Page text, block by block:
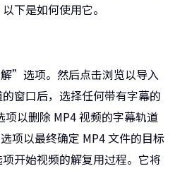
下是如何使用它。
”选项。然后点击浏览以导入
窗口后，选择任何带有字幕的
以删除 MP4 视频的字幕轨道
项以最终确定 MP4 文件的目标
开始视频的解复用过程。它将